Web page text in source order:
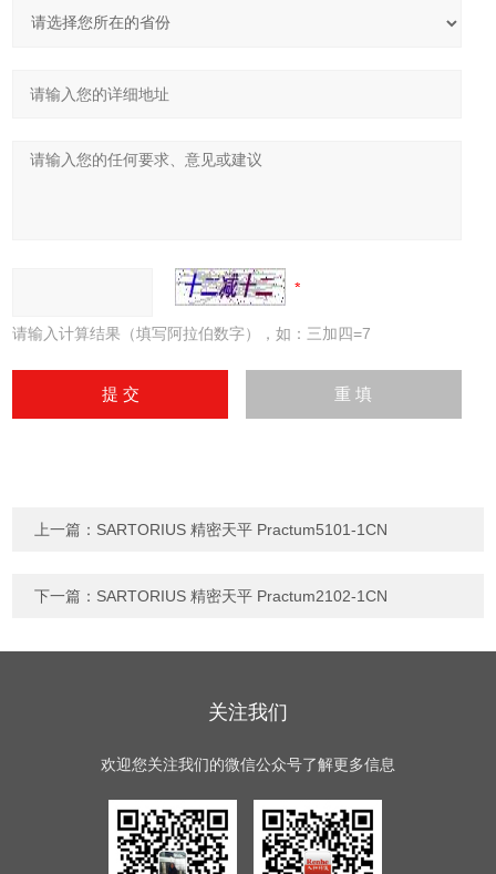
请输入计算结果（填写阿拉伯数字），如：三加四=7
上一篇： SARTORIUS 精密天平 Practum5101-1CN
下一篇： SARTORIUS 精密天平 Practum2102-1CN
关注我们
欢迎您关注我们的微信公众号了解更多信息